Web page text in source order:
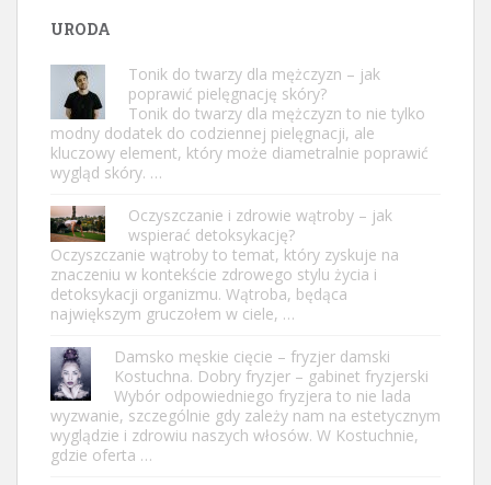
URODA
Tonik do twarzy dla mężczyzn – jak
poprawić pielęgnację skóry?
Tonik do twarzy dla mężczyzn to nie tylko
modny dodatek do codziennej pielęgnacji, ale
kluczowy element, który może diametralnie poprawić
wygląd skóry. …
Oczyszczanie i zdrowie wątroby – jak
wspierać detoksykację?
Oczyszczanie wątroby to temat, który zyskuje na
znaczeniu w kontekście zdrowego stylu życia i
detoksykacji organizmu. Wątroba, będąca
największym gruczołem w ciele, …
Damsko męskie cięcie – fryzjer damski
Kostuchna. Dobry fryzjer – gabinet fryzjerski
Wybór odpowiedniego fryzjera to nie lada
wyzwanie, szczególnie gdy zależy nam na estetycznym
wyglądzie i zdrowiu naszych włosów. W Kostuchnie,
gdzie oferta …